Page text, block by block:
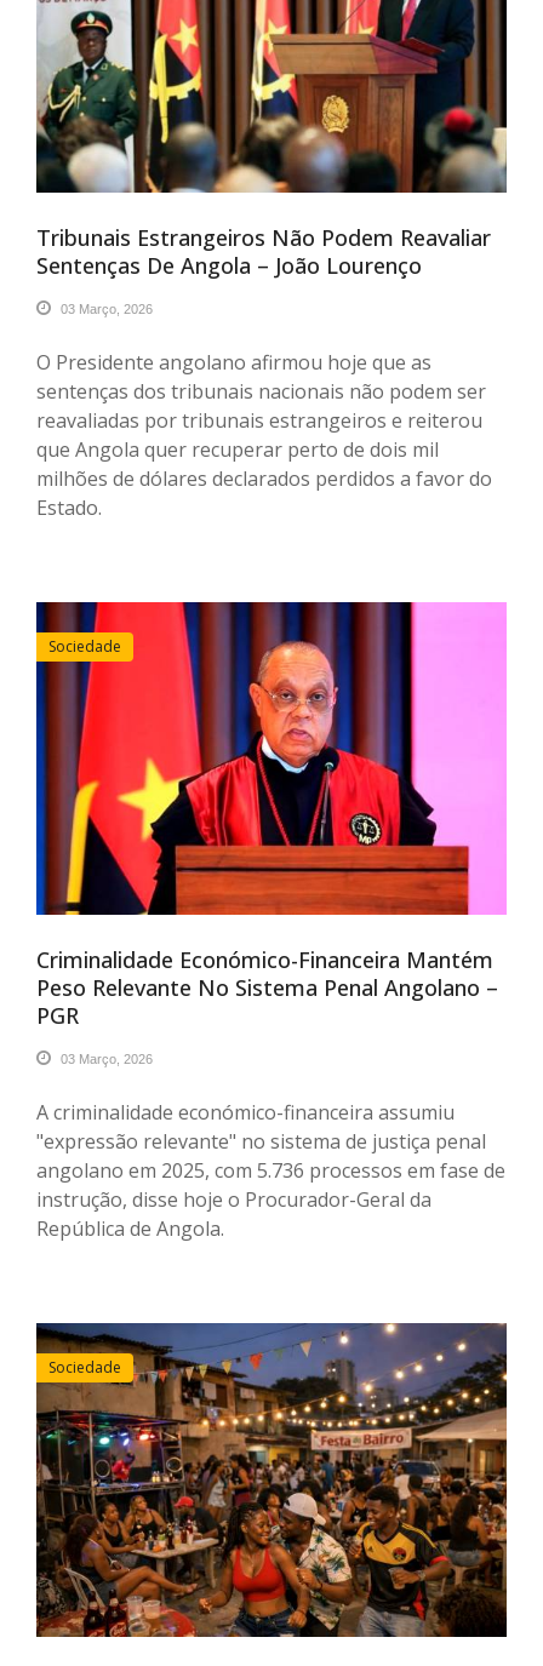
Tribunais Estrangeiros Não Podem Reavaliar
Sentenças De Angola – João Lourenço
03 Março, 2026
O Presidente angolano afirmou hoje que as
sentenças dos tribunais nacionais não podem ser
reavaliadas por tribunais estrangeiros e reiterou
que Angola quer recuperar perto de dois mil
milhões de dólares declarados perdidos a favor do
Estado.
Sociedade
Criminalidade Económico-Financeira Mantém
Peso Relevante No Sistema Penal Angolano –
PGR
03 Março, 2026
A criminalidade económico-financeira assumiu
"expressão relevante" no sistema de justiça penal
angolano em 2025, com 5.736 processos em fase de
instrução, disse hoje o Procurador-Geral da
República de Angola.
Sociedade